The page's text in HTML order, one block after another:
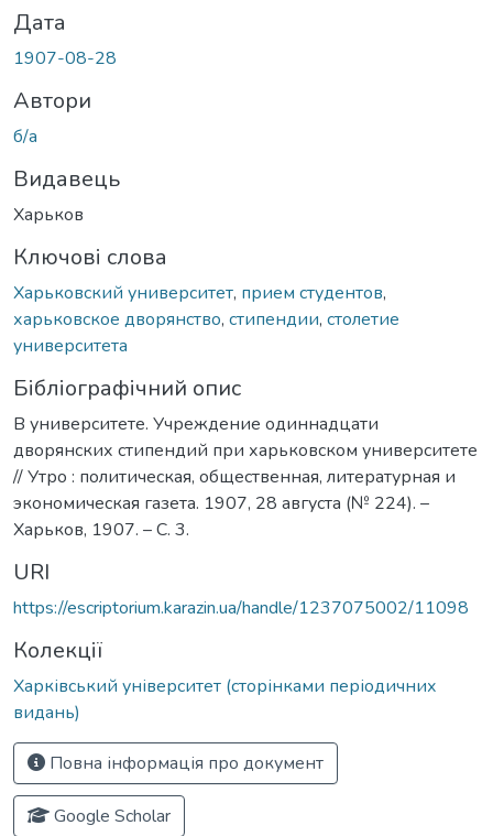
Дата
1907-08-28
Автори
б/а
Видавець
Харьков
Ключові слова
Харьковский университет, прием студентов,
харьковское дворянство, стипендии, столетие
университета
Бібліографічний опис
В университете. Учреждение одиннадцати
дворянских стипендий при харьковском университете
// Утро : политическая, общественная, литературная и
экономическая газета. 1907, 28 августа (№ 224). –
Харьков, 1907. – С. 3.
URI
https://escriptorium.karazin.ua/handle/1237075002/11098
Колекції
Харківський університет (сторінками періодичних
видань)
Повна інформація про документ
Google Scholar